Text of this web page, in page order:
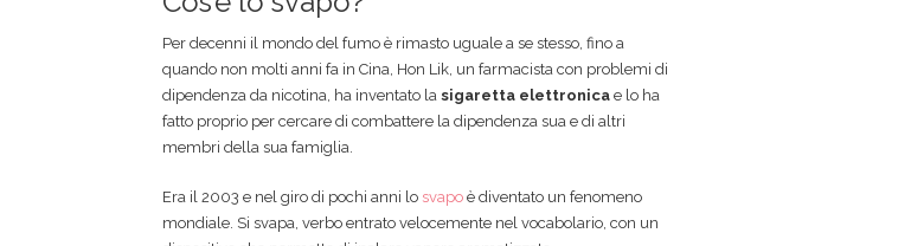
Per decenni il mondo del fumo è rimasto uguale a se stesso, fino a
quando non molti anni fa in Cina, Hon Lik, un farmacista con problemi di
dipendenza da nicotina, ha inventato la sigaretta elettronica e lo ha
fatto proprio per cercare di combattere la dipendenza sua e di altri
membri della sua famiglia.
Era il 2003 e nel giro di pochi anni lo svapo è diventato un fenomeno
mondiale. Si svapa, verbo entrato velocemente nel vocabolario, con un